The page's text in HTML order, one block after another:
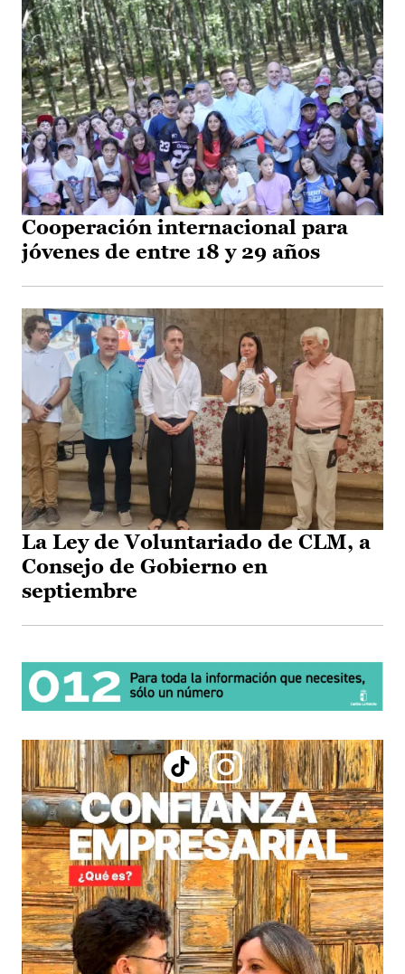
Cooperación internacional para
jóvenes de entre 18 y 29 años
La Ley de Voluntariado de CLM, a
Consejo de Gobierno en
septiembre